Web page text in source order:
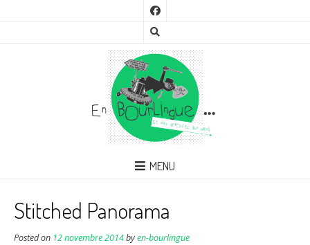
MENU
Stitched Panorama
Posted on 12 novembre 2014byen-bourlingue